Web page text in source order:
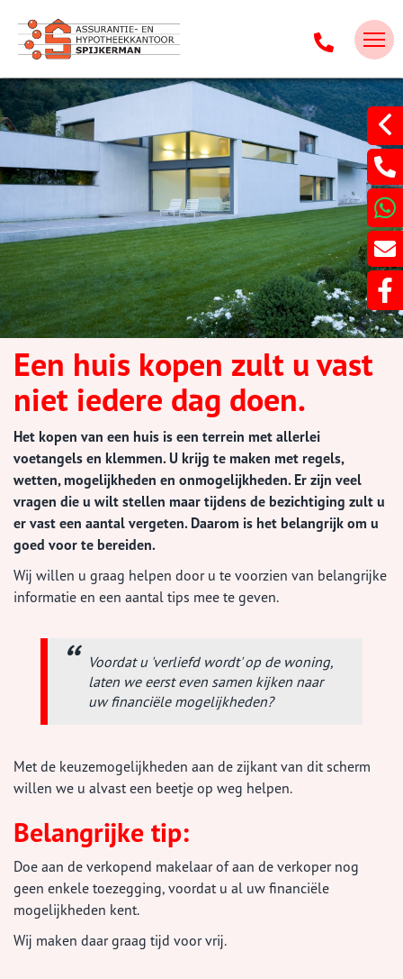
Een huis kopen zult u vast
niet iedere dag doen.
Het kopen van een huis is een terrein met allerlei
voetangels en klemmen. U krijg te maken met regels,
wetten, mogelijkheden en onmogelijkheden. Er zijn veel
vragen die u wilt stellen maar tijdens de bezichtiging zult u
er vast een aantal vergeten. Daarom is het belangrijk om u
goed voor te bereiden.
Wij willen u graag helpen door u te voorzien van belangrijke
informatie en een aantal tips mee te geven.
Voordat u 'verliefd wordt' op de woning,
laten we eerst even samen kijken naar
uw financiële mogelijkheden?
Met de keuzemogelijkheden aan de zijkant van dit scherm
willen we u alvast een beetje op weg helpen.
Belangrijke tip:
Doe aan de verkopend makelaar of aan de verkoper nog
geen enkele toezegging, voordat u al uw financiële
mogelijkheden kent.
Wij maken daar graag tijd voor vrij.